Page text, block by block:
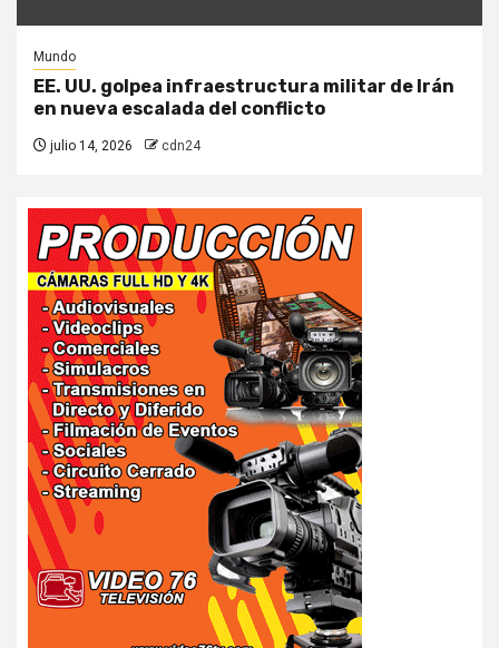
Mundo
EE. UU. golpea infraestructura militar de Irán
en nueva escalada del conflicto
julio 14, 2026 cdn24